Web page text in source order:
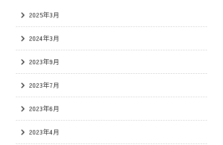
2025年3月
2024年3月
2023年9月
2023年7月
2023年6月
2023年4月